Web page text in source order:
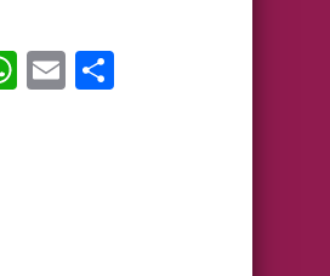
WhatsApp
Email